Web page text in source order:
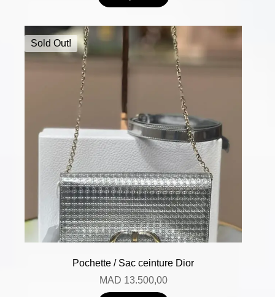
Sold Out!
Pochette / Sac ceinture Dior
MAD 13.500,00